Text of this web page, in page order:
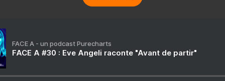
FACE A - un podcast Purecharts
FACE A #30 : Eve Angeli raconte "Avant de partir"